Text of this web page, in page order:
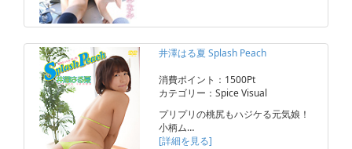
井澤はる夏 Splash Peach
消費ポイント：1500Pt
カテゴリー：Spice Visual
プリプリの桃尻もハジケる元気娘！
小柄ム…
[詳細を見る]